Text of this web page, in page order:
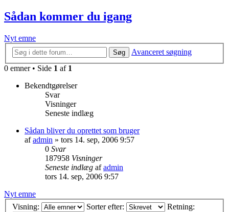
Sådan kommer du igang
Nyt emne
Søg
Avanceret søgning
0 emner • Side 1 af 1
Bekendtgørelser
Svar
Visninger
Seneste indlæg
Sådan bliver du oprettet som bruger
afadmin » tors 14. sep, 2006 9:57
0 Svar
187958 Visninger
Seneste indlæg afadmin
tors 14. sep, 2006 9:57
Nyt emne
Visning:
Sorter efter: Retning: